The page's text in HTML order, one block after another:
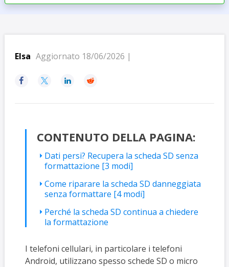
Elsa Aggiornato 18/06/2026 |
   
CONTENUTO DELLA PAGINA:
Dati persi? Recupera la scheda SD senza
formattazione [3 modi]
Come riparare la scheda SD danneggiata
senza formattare [4 modi]
Perché la scheda SD continua a chiedere
la formattazione
I telefoni cellulari, in particolare i telefoni
Android, utilizzano spesso schede SD o micro